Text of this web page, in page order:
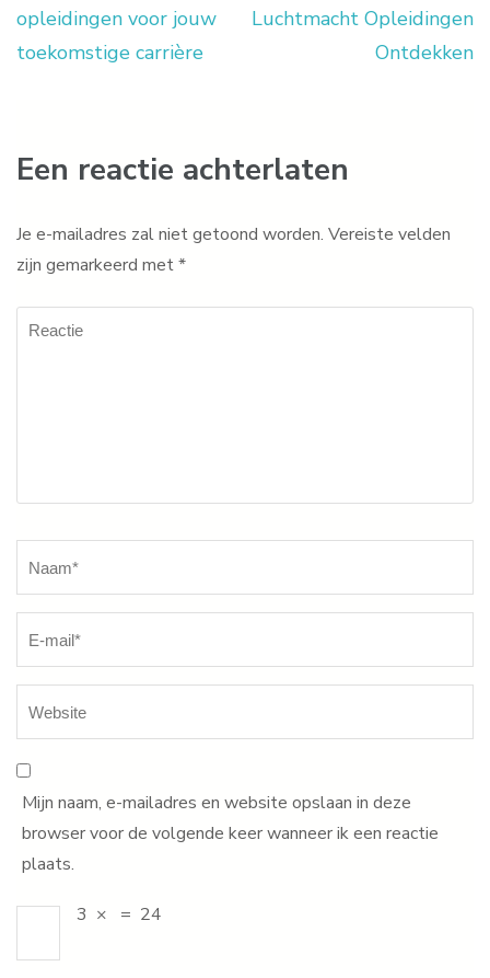
opleidingen voor jouw
toekomstige carrière
Luchtmacht Opleidingen
Ontdekken
Een reactie achterlaten
Je e-mailadres zal niet getoond worden. Vereiste velden
zijn gemarkeerd met*
Reactie
Mijn naam, e-mailadres en website opslaan in deze
browser voor de volgende keer wanneer ik een reactie
plaats.
3 × = 24